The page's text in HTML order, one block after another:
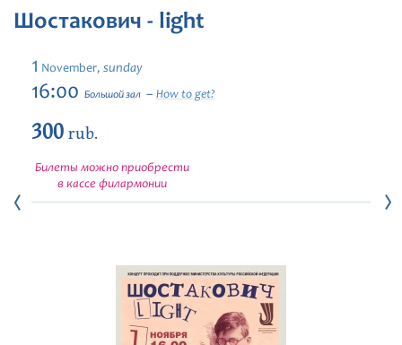
Festivals
Шостакович - light
1 November, sunday
16:00 Большой зал How to get?
300 rub.
Билеты можно приобрести
в кассе филармонии